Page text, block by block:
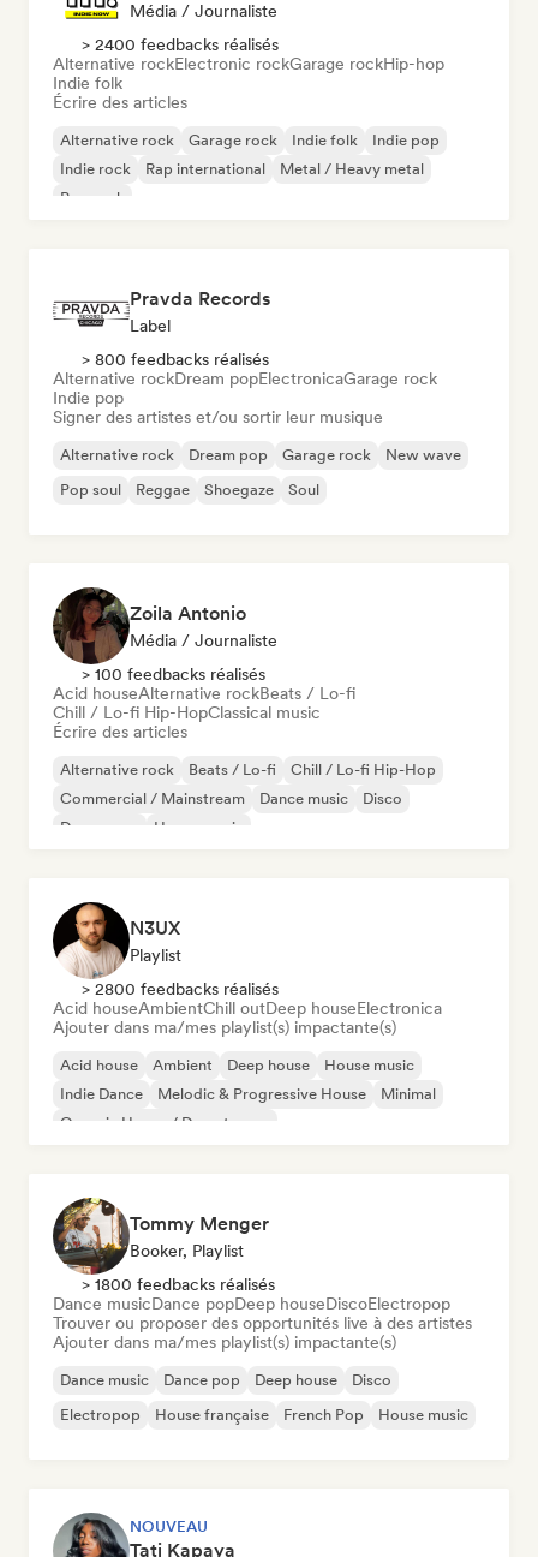
Média / Journaliste
> 2400 feedbacks réalisés
Alternative rockElectronic rockGarage rockHip-hop
Indie folk
Écrire des articles
Alternative rock Garage rock Indie folk
Indie pop
Indie rock
Rap international
Metal / Heavy metal
Pop rock
Pravda Records
Label
> 800 feedbacks réalisés
Alternative rockDream popElectronicaGarage rock
Indie pop
Signer des artistes et/ou sortir leur musique
Alternative rock Dream pop Garage rock
New wave
Pop soul
Reggae Shoegaze Soul
Zoila Antonio
Média / Journaliste
> 100 feedbacks réalisés
Acid houseAlternative rockBeats / Lo-fi
Chill / Lo-fi Hip-HopClassical music
Écrire des articles
Alternative rock Beats / Lo-fi
Chill / Lo-fi Hip-Hop
Commercial / Mainstream
Dance music
Disco
Dream pop
House music
N3UX
Playlist
> 2800 feedbacks réalisés
Acid houseAmbientChill outDeep houseElectronica
Ajouter dans ma/mes playlist(s) impactante(s)
Acid house Ambient Deep house
House music
Indie Dance
Melodic & Progressive House
Minimal
Organic House / Downtempo
Tommy Menger
Booker, Playlist
> 1800 feedbacks réalisés
Dance musicDance popDeep houseDiscoElectropop
Trouver ou proposer des opportunités live à des artistes
Ajouter dans ma/mes playlist(s) impactante(s)
Dance music Dance pop Deep house
Disco
Electropop
House française French Pop House music
NOUVEAU
Tati Kapaya